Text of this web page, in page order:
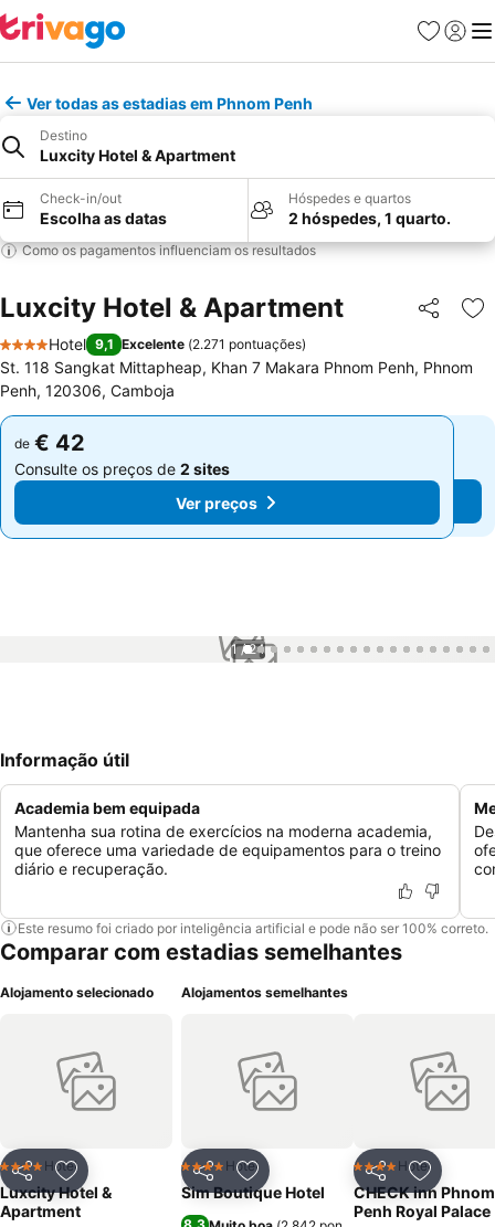
Favoritos
Iniciar
Ver todas as estadias em Phnom Penh
Destino
Luxcity Hotel & Apartment
Check-in/out
Escolha as datas
Hóspedes e quartos
2 hóspedes, 1 quarto.
Como os pagamentos influenciam os resultados
Luxcity Hotel & Apartment Partilhar
4 Estrelas
Hotel 9,1 Excelente (2.271 pontuações)
St. 118 Sangkat Mittapheap, Khan 7 Makara Phnom Penh, Phnom
Penh, 120306, Camboja
de € 42
Consulte os preços de 2 sites
Ver preços
de € 42
Consulte os preços de 2 sites
Ver preços
1 / 24
Informação útil
Academia bem equipada
Mantenha sua rotina de exercícios na moderna academia,
que oferece uma variedade de equipamentos para o treino
diário e recuperação.
Este resumo foi criado por inteligência artificial e pode não ser 100% correto.
Comparar com estadias semelhantes
Alojamento selecionado
PartilharAdicionar aos favoritos
4 EstrelasHotel
Luxcity Hotel &
Apartment
Alojamentos semelhantes
PartilharAdicionar aos favoritos
4 EstrelasHotel
Sim Boutique Hotel
Partilhar
4 EstrelasHotel
CHECK inn Phnom
Penh Royal Palace